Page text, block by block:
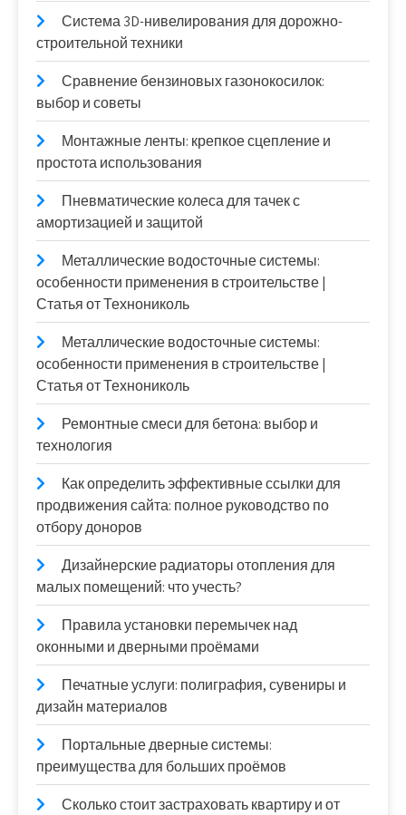
Система 3D-нивелирования для дорожно-
строительной техники
Сравнение бензиновых газонокосилок:
выбор и советы
Монтажные ленты: крепкое сцепление и
простота использования
Пневматические колеса для тачек с
амортизацией и защитой
Металлические водосточные системы:
особенности применения в строительстве |
Статья от Технониколь
Металлические водосточные системы:
особенности применения в строительстве |
Статья от Технониколь
Ремонтные смеси для бетона: выбор и
технология
Как определить эффективные ссылки для
продвижения сайта: полное руководство по
отбору доноров
Дизайнерские радиаторы отопления для
малых помещений: что учесть?
Правила установки перемычек над
оконными и дверными проёмами
Печатные услуги: полиграфия, сувениры и
дизайн материалов
Портальные дверные системы:
преимущества для больших проёмов
Сколько стоит застраховать квартиру и от